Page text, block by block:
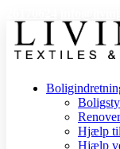
Hjælp
Hjælp